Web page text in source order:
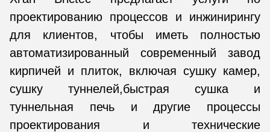
проектированию процессов и инжинирингу
для клиентов, чтобы иметь полностью
автоматизированный современный завод
кирпичей и плиток, включая сушку камер,
сушку туннелей,быстрая сушка и
туннельная печь и другие процессы
проектирования и технические